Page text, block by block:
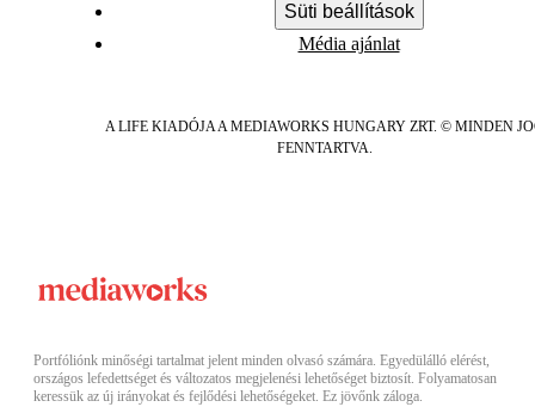
Süti beállítások
Média ajánlat
A LIFE KIADÓJA A MEDIAWORKS HUNGARY ZRT. © MINDEN
FENNTARTVA.
Portfóliónk minőségi tartalmat jelent minden olvasó számára. Egyedülálló elérést,
országos lefedettséget és változatos megjelenési lehetőséget biztosít. Folyamatosan
keressük az új irányokat és fejlődési lehetőségeket. Ez jövőnk záloga.